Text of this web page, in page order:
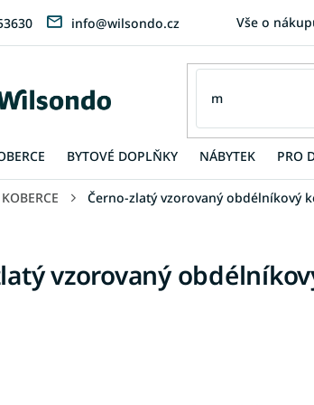
info@wilsondo.cz Vše o
BYTOVÉ DOPLŇKY NÁBYTEK PRO
KOBERCE Černo-zlatý vzorovaný obdélníkový
vzorovaný